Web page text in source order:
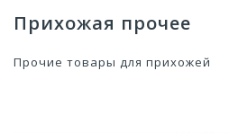
Прихожая прочее
Прочие товары для прихожей